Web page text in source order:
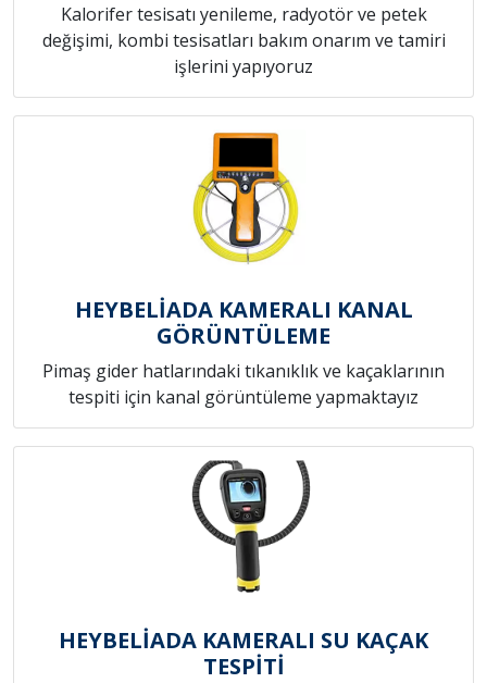
Kalorifer tesisatı yenileme, radyotör ve petek
değişimi, kombi tesisatları bakım onarım ve tamiri
işlerini yapıyoruz
HEYBELİADA KAMERALI KANAL
GÖRÜNTÜLEME
Pimaş gider hatlarındaki tıkanıklık ve kaçaklarının
tespiti için kanal görüntüleme yapmaktayız
HEYBELİADA KAMERALI SU KAÇAK
TESPİTİ